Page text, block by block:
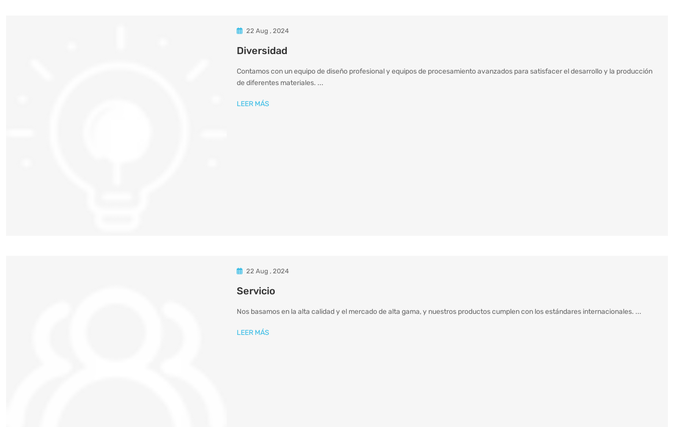
22 Aug , 2024
Diversidad
Contamos con un equipo de diseño profesional y equipos de procesamiento avanzados para satisfacer el desarrollo y la producción
de diferentes materiales. ...
LEER MÁS
22 Aug , 2024
Servicio
Nos basamos en la alta calidad y el mercado de alta gama, y nuestros productos cumplen con los estándares internacionales. ...
LEER MÁS